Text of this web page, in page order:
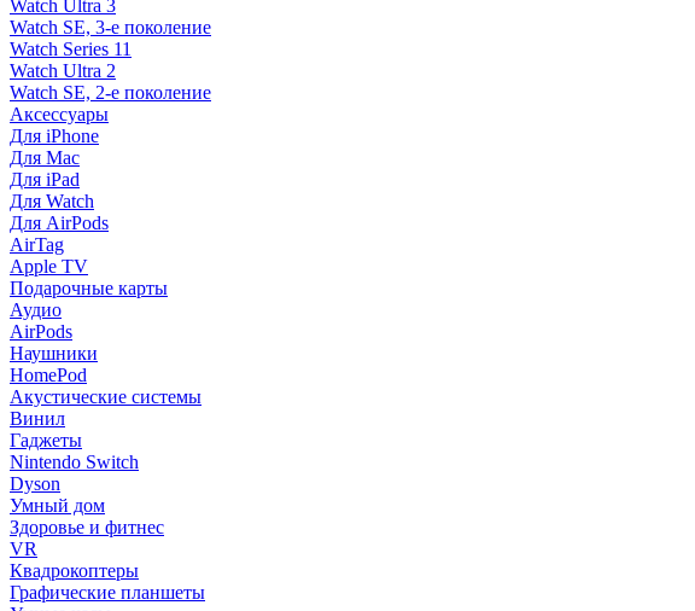
Watch Ultra 3
Watch SE, 3-е поколение
Watch Series 11
Watch Ultra 2
Watch SE, 2-е поколение
Аксессуары
Для iPhone
Для Mac
Для iPad
Для Watch
Для AirPods
AirTag
Apple TV
Подарочные карты
Аудио
AirPods
Наушники
HomePod
Акустические системы
Винил
Гаджеты
Nintendo Switch
Dyson
Умный дом
Здоровье и фитнес
VR
Квадрокоптеры
Графические планшеты